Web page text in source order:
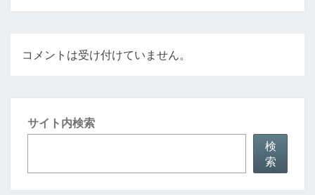
コメントは受け付けていません。
サイト内検索
検
索